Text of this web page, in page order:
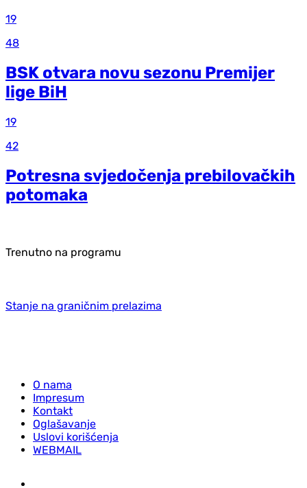
19
48
BSK otvara novu sezonu Premijer
lige BiH
19
42
Potresna svjedočenja prebilovačkih
potomaka
Trenutno na programu
Stanje na graničnim prelazima
O nama
Impresum
Kontakt
Oglašavanje
Uslovi korišćenja
WEBMAIL